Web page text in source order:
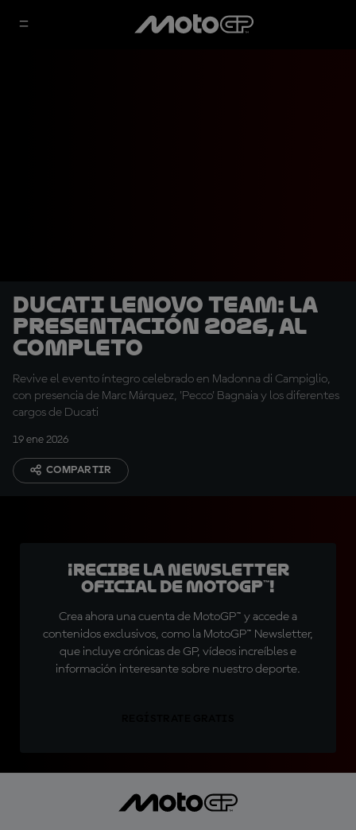
Ducati Lenovo Team: La
presentación 2026, al
completo
Revive el evento íntegro celebrado en Madonna di Campiglio,
con presencia de Marc Márquez, 'Pecco' Bagnaia y los diferentes
cargos de Ducati
19 ene 2026
COMPARTIR
¡Recibe la Newsletter
oficial de MotoGP™!
Crea ahora una cuenta de MotoGP™ y accede a
contenidos exclusivos, como la MotoGP™ Newsletter,
que incluye crónicas de GP, vídeos increíbles e
información interesante sobre nuestro deporte.